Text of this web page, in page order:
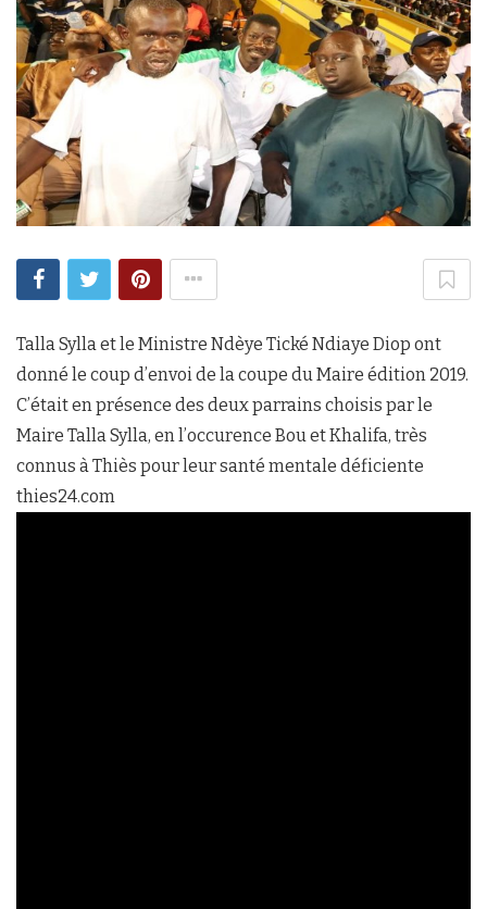
Talla Sylla et le Ministre Ndèye Tické Ndiaye Diop ont
donné le coup d’envoi de la coupe du Maire édition 2019.
C’était en présence des deux parrains choisis par le
Maire Talla Sylla, en l’occurence Bou et Khalifa, très
connus à Thiès pour leur santé mentale déficiente
thies24.com